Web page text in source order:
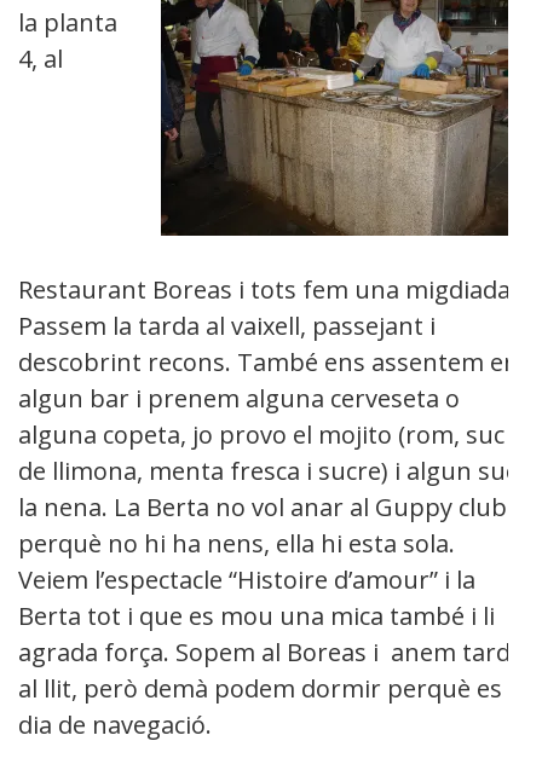
la planta
4, al
Restaurant Boreas i tots fem una migdiada.
Passem la tarda al vaixell, passejant i
descobrint recons. També ens assentem en
algun bar i prenem alguna cerveseta o
alguna copeta, jo provo el mojito (rom, suc
de llimona, menta fresca i sucre) i algun suc
la nena. La Berta no vol anar al Guppy club
perquè no hi ha nens, ella hi esta sola.
Veiem l’espectacle “Histoire d’amour” i la
Berta tot i que es mou una mica també i li
agrada força. Sopem al Boreas i anem tard
al llit, però demà podem dormir perquè es
dia de navegació.